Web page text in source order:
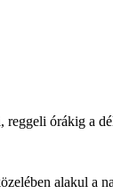
órákig a
alakul a